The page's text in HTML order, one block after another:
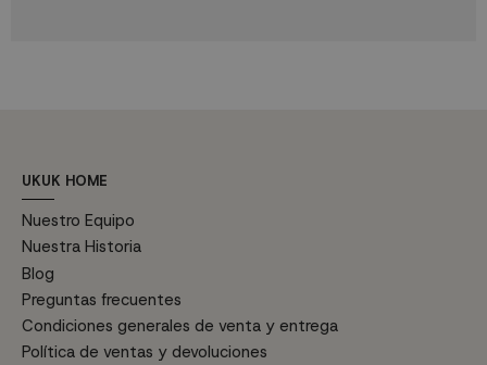
UKUK HOME
Nuestro Equipo
Nuestra Historia
Blog
Preguntas frecuentes
Condiciones generales de venta y entrega
Política de ventas y devoluciones